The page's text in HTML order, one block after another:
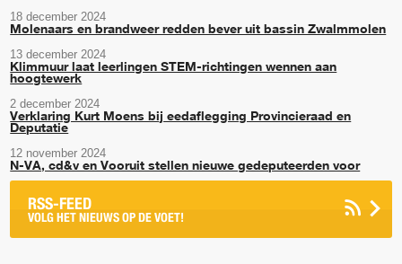
18 december 2024
Molenaars en brandweer redden bever uit bassin Zwalmmolen
13 december 2024
Klimmuur laat leerlingen STEM-richtingen wennen aan
hoogtewerk
2 december 2024
Verklaring Kurt Moens bij eedaflegging Provincieraad en
Deputatie
12 november 2024
N-VA, cd&v en Vooruit stellen nieuwe gedeputeerden voor
RSS-FEED
VOLG HET NIEUWS OP DE VOET!